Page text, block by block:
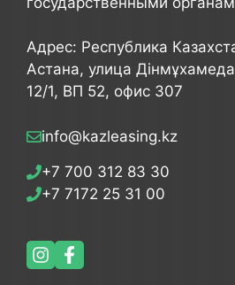
Адрес: Республика
Астана, улица
12/1, ВП 52, офис 307
info@kazleasing.kz
+7 700 312 83 30
+7 7172 25 31 00